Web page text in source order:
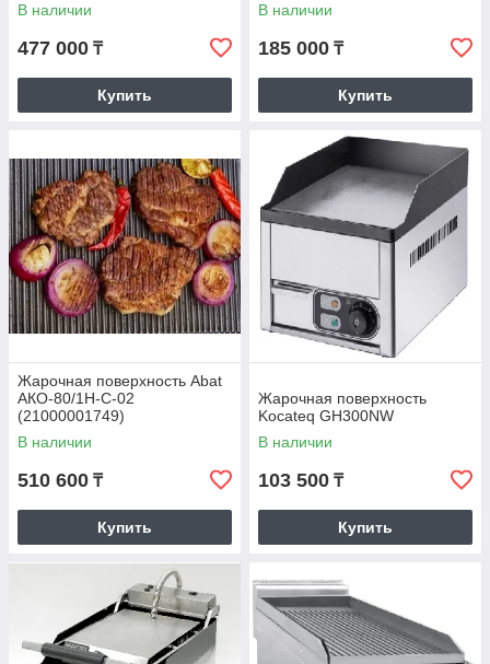
Доставка выбранным
способом
Мы доставляем все выбранные
товары удобным для покупателей
КАК МЫ РАБОТАЕМ?
В наличии
477 000 ₸
Купить
В наличии
185 000 ₸
Купить
Жарочная поверхность Abat
АКО-80/1Н-С-02
(21000001749)
В наличии
510 600 ₸
Купить
Жарочная поверхность
Kocateq GH300NW
В наличии
103 500 ₸
Купить